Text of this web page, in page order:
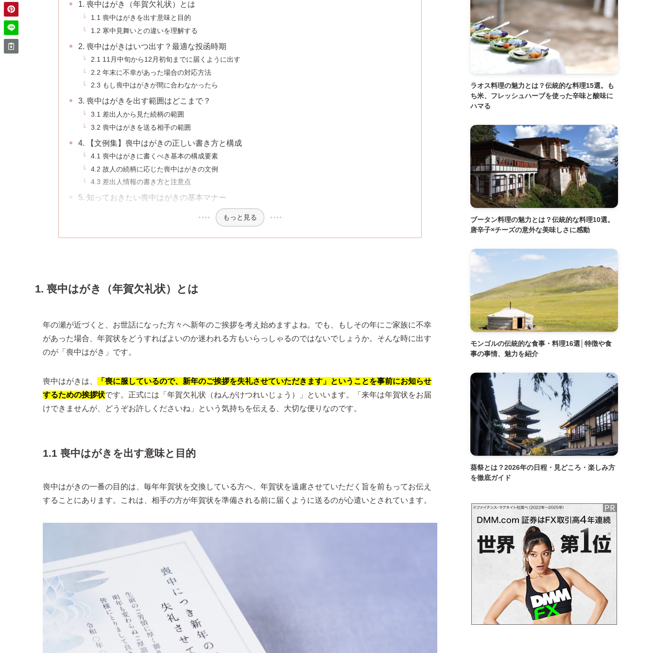
1. 喪中はがき（年賀欠礼状）とは
1.1 喪中はがきを出す意味と目的
1.2 寒中見舞いとの違いを理解する
2. 喪中はがきはいつ出す？最適な投函時期
2.1 11月中旬から12月初旬までに届くように出す
2.2 年末に不幸があった場合の対応方法
2.3 もし喪中はがきが間に合わなかったら
3. 喪中はがきを出す範囲はどこまで？
3.1 差出人から見た続柄の範囲
3.2 喪中はがきを送る相手の範囲
4. 【文例集】喪中はがきの正しい書き方と構成
4.1 喪中はがきに書くべき基本の構成要素
4.2 故人の続柄に応じた喪中はがきの文例
4.3 差出人情報の書き方と注意点
5. 知っておきたい喪中はがきの基本マナー
もっと見る
1. 喪中はがき（年賀欠礼状）とは
年の瀬が近づくと、お世話になった方々へ新年のご挨拶を考え始めますよね。でも、もしその年にご家族に不幸
があった場合、年賀状をどうすればよいのか迷われる方もいらっしゃるのではないでしょうか。そんな時に出す
のが「喪中はがき」です。
喪中はがきは、
「喪に服しているので、新年のご挨拶を失礼させていただきます」ということを事前にお知らせ
するための挨拶状です。正式には「年賀欠礼状（ねんがけつれいじょう）」といいます。「来年は年賀状をお届
けできませんが、どうぞお許しくださいね」という気持ちを伝える、大切な便りなのです。
1.1 喪中はがきを出す意味と目的
喪中はがきの一番の目的は、毎年年賀状を交換している方へ、年賀状を遠慮させていただく旨を前もってお伝え
することにあります。これは、相手の方が年賀状を準備される前に届くように送るのが心遣いとされています。
ラオス料理の魅力とは？伝統的な料理15選。も
ち米、フレッシュハーブを使った辛味と酸味に
ハマる
ブータン料理の魅力とは？伝統的な料理10選。
唐辛子×チーズの意外な美味しさに感動
モンゴルの伝統的な食事・料理16選│特徴や食
事の事情、魅力を紹介
葵祭とは？2026年の日程・見どころ・楽しみ方
を徹底ガイド